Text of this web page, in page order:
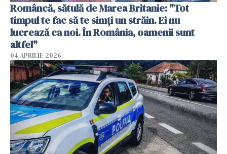
Româncă, sătulă de Marea Britanie: "Tot
timpul te fac să te simți un străin. Ei nu
lucrează ca noi. În România, oamenii sunt
altfel"
04 APRILIE 2026